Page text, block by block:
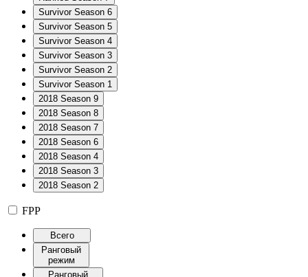
Survivor Season 6
Survivor Season 5
Survivor Season 4
Survivor Season 3
Survivor Season 2
Survivor Season 1
2018 Season 9
2018 Season 8
2018 Season 7
2018 Season 6
2018 Season 4
2018 Season 3
2018 Season 2
FPP
Всего
Ранговый
режим
Ранговый